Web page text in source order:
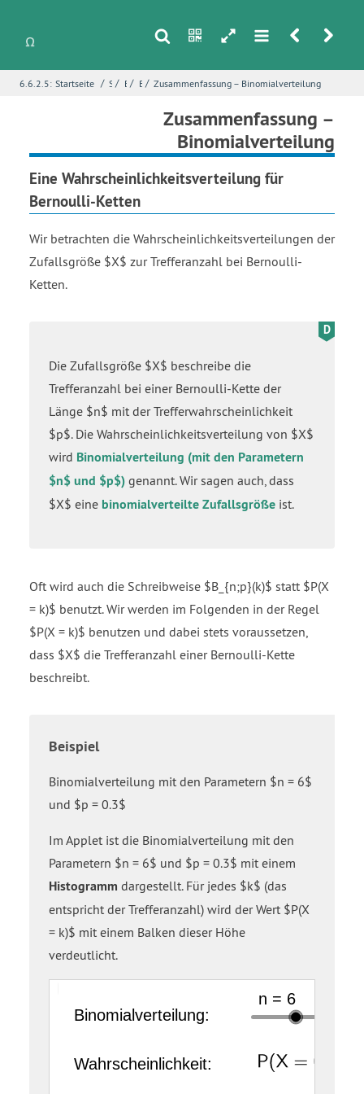
s n h m r u
6.6.2.5: Startseite / Stochastik
/ Binomialverteilung
/ Binomialverteilung als Wahrscheinlichkeitsverteilung
/ Zusammenfassung – Binomialverteilung
Zusammenfassung –
Binomialverteilung
Eine Wahrscheinlichkeitsverteilung für
Bernoulli-Ketten
Wir betrachten die Wahrscheinlichkeitsverteilungen der
Zufallsgröße $X$ zur Trefferanzahl bei Bernoulli-
Ketten.
Die Zufallsgröße $X$ beschreibe die
Trefferanzahl bei einer Bernoulli-Kette der
Länge $n$ mit der Trefferwahrscheinlichkeit
$p$. Die Wahrscheinlichkeitsverteilung von $X$
wird Binomialverteilung (mit den Parametern
$n$ und $p$) genannt. Wir sagen auch, dass
$X$ eine binomialverteilte Zufallsgröße ist.
Oft wird auch die Schreibweise $B_{n;p}(k)$ statt $P(X
= k)$ benutzt. Wir werden im Folgenden in der Regel
$P(X = k)$ benutzen und dabei stets voraussetzen,
dass $X$ die Trefferanzahl einer Bernoulli-Kette
beschreibt.
Beispiel
Binomialverteilung mit den Parametern $n = 6$
und $p = 0.3$
Im Applet ist die Binomialverteilung mit den
Parametern $n = 6$ und $p = 0.3$ mit einem
Histogramm dargestellt. Für jedes $k$ (das
entspricht der Trefferanzahl) wird der Wert $P(X
= k)$ mit einem Balken dieser Höhe
verdeutlicht.
Balken
equals
open
parenthesis
equals
VerteilungX
E-Mail*
Seite *